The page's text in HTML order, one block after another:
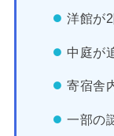
洋館が
中庭が
寄宿舎
一部の